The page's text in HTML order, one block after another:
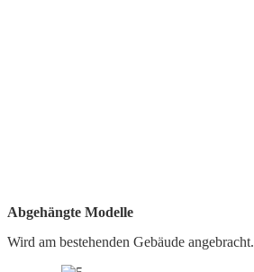
Abgehängte Modelle
Wird am bestehenden Gebäude angebracht.